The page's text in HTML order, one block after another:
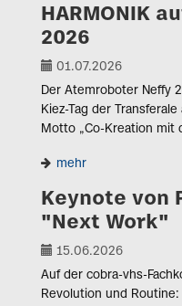
HARMONIK
2026
01.07.2026
Der Atemroboter Neffy
Kiez-Tag der
Motto „Co-Kreation mit
mehr
Keynote von
"Next Work"
15.06.2026
Auf der cobra-vhs-
Revolution und